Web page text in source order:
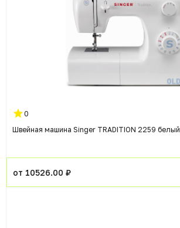
0
Швейная машина Singer TRADITION 2259 белый
от 10526.00 ₽